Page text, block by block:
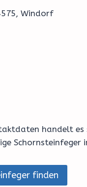
Windorf
handelt es
finden